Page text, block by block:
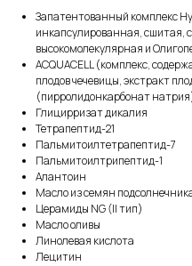
Запатентованный комплекс
инкапсулированная, сшитая,
высокомолекулярная и
AСQUACELL (комплекс,
плодов чечевицы, экстракт
(пирролидонкарбонат
Глицирризат дикалия
Тетрапептид-21
Пальмитоилтетрапептид-7
Пальмитоилтрипептид-1
Алантоин
Масло из семян
Церамиды NG (II тип)
Масло оливы
Линолевая кислота
Лецитин